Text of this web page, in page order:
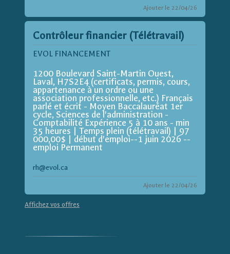
Ajouter le 22/04/26
Contrôleur financier (Télétravail)
EVOL FINANCEMENT
1200 Boulevard Saint-Martin Ouest,
Laval, H7S2E4 (certificats, permis, cours,
appartenance à un ordre ou une
association professionnelle, etc.) Français
parlé et écrit - Moyen Baccalauréat 1er
cycle, Sciences de l'administration -
Comptabilité Expérience 5 à 10 ans - min
35 heures | Temps plein (télétravail) | 97
000,00$ | début d'emploi--1 juin 2026 --
emploi Permanent
rh@evol.ca
Ajouter le 22/04/26
Affichez vos offres